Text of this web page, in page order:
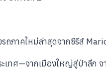
ถภาคใหม่ล่าสุดจากซีรีส์
เทศ—จากเมืองใหญ่สู่ป่าลึก จ